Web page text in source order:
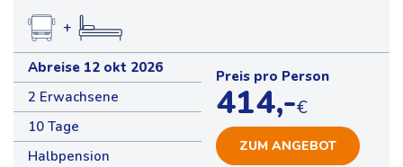
+
Abreise 12 okt 2026
2 Erwachsene
10 Tage
Halbpension
Preis pro Person
414,-€
ZUM ANGEBOT